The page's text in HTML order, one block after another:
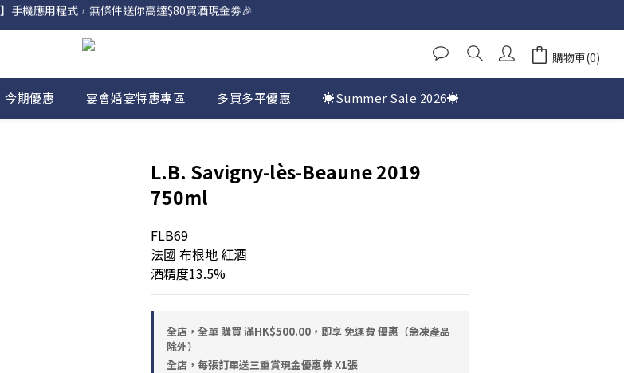
網店購滿 $500 即享免費送貨服務📦
網店購滿 $500 即享免費送貨服務📦
購物車(0)
今期優惠 宴會婚宴特惠專區 多買多平優惠 ☀️Summer Sale 2026☀️
L.B. Savigny-lès-Beaune 2019
750ml
FLB69
法國 布根地 紅酒
酒精度13.5%
全店，全單 購買 滿HK$500.00，即享 免運費 優惠（急凍產品
除外）
全店，每張訂單送三重賞現金優惠券 X1張